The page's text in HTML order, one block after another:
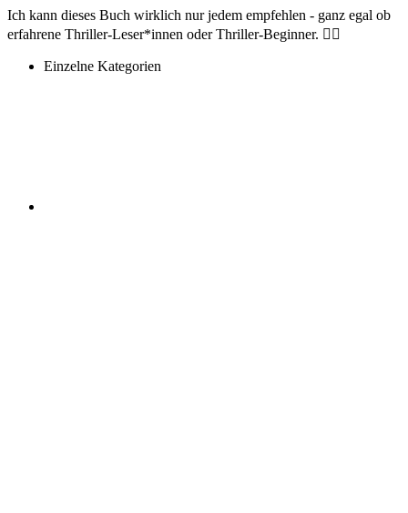
Ich kann dieses Buch wirklich nur jedem empfehlen - ganz egal ob
erfahrene Thriller-Leser*innen oder Thriller-Beginner. 🙂‍↕️
Einzelne Kategorien